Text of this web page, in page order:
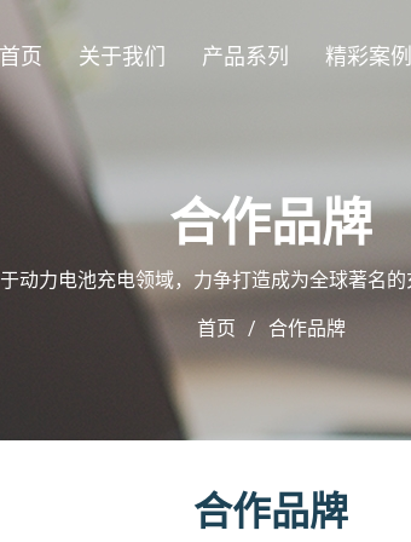
首页 关于我们 产品系列 精彩案例
合作品牌
动力电池充电领域，力争打造成为全球著名
首页 合作品牌
合作品牌